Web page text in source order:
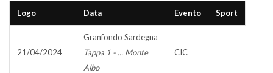
Logo Data Evento Sport
21/04/2024
Granfondo Sardegna
Tappa 1 - ... Monte
Albo
CIC